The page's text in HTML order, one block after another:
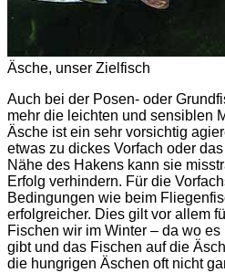
Äsche, unser Zielfisch
Auch bei der Posen- oder
mehr die leichten und sensiblen
Äsche ist ein sehr vorsichtig
etwas zu dickes Vorfach oder
Nähe des Hakens kann sie
Erfolg verhindern. Für die
Bedingungen wie beim
erfolgreicher. Dies gilt vor allem
Fischen wir im Winter – da wo
gibt und das Fischen auf die
die hungrigen Äschen oft nicht